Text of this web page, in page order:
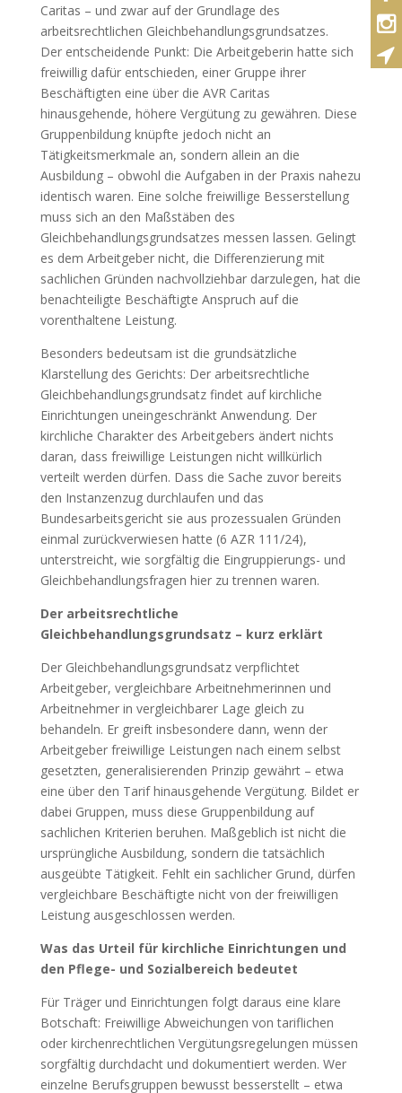
Caritas – und zwar auf der Grundlage des
arbeitsrechtlichen Gleichbehandlungsgrundsatzes.
Der entscheidende Punkt: Die Arbeitgeberin hatte sich
freiwillig dafür entschieden, einer Gruppe ihrer
Beschäftigten eine über die AVR Caritas
hinausgehende, höhere Vergütung zu gewähren. Diese
Gruppenbildung knüpfte jedoch nicht an
Tätigkeitsmerkmale an, sondern allein an die
Ausbildung – obwohl die Aufgaben in der Praxis nahezu
identisch waren. Eine solche freiwillige Besserstellung
muss sich an den Maßstäben des
Gleichbehandlungsgrundsatzes messen lassen. Gelingt
es dem Arbeitgeber nicht, die Differenzierung mit
sachlichen Gründen nachvollziehbar darzulegen, hat die
benachteiligte Beschäftigte Anspruch auf die
vorenthaltene Leistung.
Besonders bedeutsam ist die grundsätzliche
Klarstellung des Gerichts: Der arbeitsrechtliche
Gleichbehandlungsgrundsatz findet auf kirchliche
Einrichtungen uneingeschränkt Anwendung. Der
kirchliche Charakter des Arbeitgebers ändert nichts
daran, dass freiwillige Leistungen nicht willkürlich
verteilt werden dürfen. Dass die Sache zuvor bereits
den Instanzenzug durchlaufen und das
Bundesarbeitsgericht sie aus prozessualen Gründen
einmal zurückverwiesen hatte (6 AZR 111/24),
unterstreicht, wie sorgfältig die Eingruppierungs- und
Gleichbehandlungsfragen hier zu trennen waren.
Der arbeitsrechtliche
Gleichbehandlungsgrundsatz – kurz erklärt
Der Gleichbehandlungsgrundsatz verpflichtet
Arbeitgeber, vergleichbare Arbeitnehmerinnen und
Arbeitnehmer in vergleichbarer Lage gleich zu
behandeln. Er greift insbesondere dann, wenn der
Arbeitgeber freiwillige Leistungen nach einem selbst
gesetzten, generalisierenden Prinzip gewährt – etwa
eine über den Tarif hinausgehende Vergütung. Bildet er
dabei Gruppen, muss diese Gruppenbildung auf
sachlichen Kriterien beruhen. Maßgeblich ist nicht die
ursprüngliche Ausbildung, sondern die tatsächlich
ausgeübte Tätigkeit. Fehlt ein sachlicher Grund, dürfen
vergleichbare Beschäftigte nicht von der freiwilligen
Leistung ausgeschlossen werden.
Was das Urteil für kirchliche Einrichtungen und
den Pflege- und Sozialbereich bedeutet
Für Träger und Einrichtungen folgt daraus eine klare
Botschaft: Freiwillige Abweichungen von tariflichen
oder kirchenrechtlichen Vergütungsregelungen müssen
sorgfältig durchdacht und dokumentiert werden. Wer
einzelne Berufsgruppen bewusst besserstellt – etwa